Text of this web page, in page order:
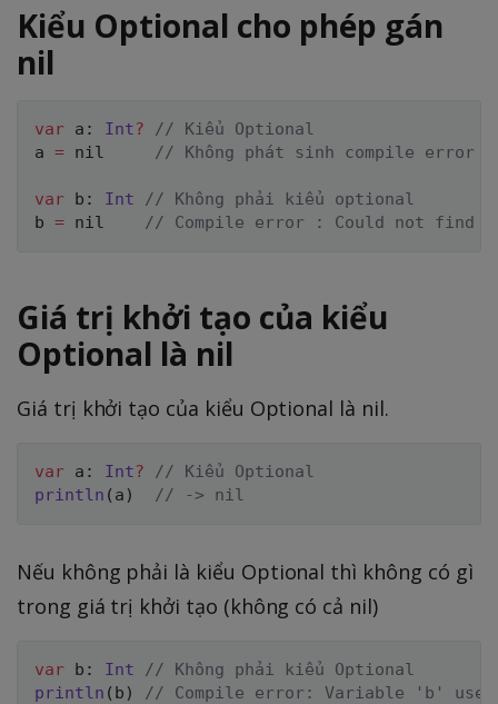
Kiểu Optional cho phép gán
nil
var a : Int?
// Kiểu Optional
a = nil // Không phát sinh compile error
var b : Int
// Không phải kiểu optional
b = nil // Compile error : Could not find
Giá trị khởi tạo của kiểu
Optional là nil
Giá trị khởi tạo của kiểu Optional là nil.
var a : Int?
// Kiểu Optional
println ( a ) // -> nil
Nếu không phải là kiểu Optional thì không có gì
trong giá trị khởi tạo (không có cả nil)
var b : Int
// Không phải kiểu Optional
println ( b ) // Compile error: Variable 'b'